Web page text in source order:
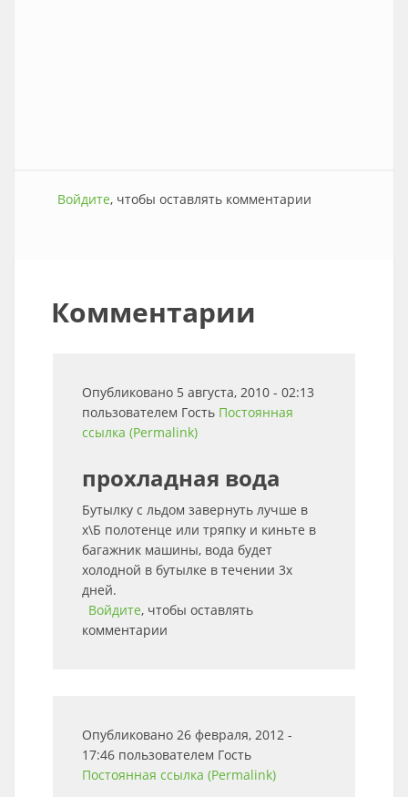
Войдите, чтобы оставлять комментарии
Комментарии
Опубликовано 5 августа, 2010 - 02:13
пользователем Гость Постоянная
ссылка (Permalink)
прохладная вода
Бутылку с льдом завернуть лучше в
х\Б полотенце или тряпку и киньте в
багажник машины, вода будет
холодной в бутылке в течении 3х
дней.
Войдите, чтобы оставлять
комментарии
Опубликовано 26 февраля, 2012 -
17:46 пользователем Гость
Постоянная ссылка (Permalink)